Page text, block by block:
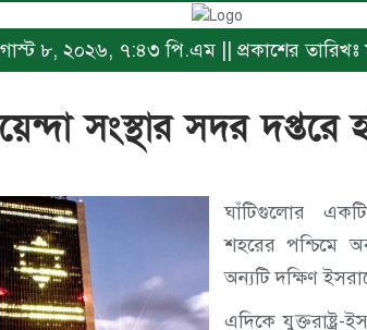
৮, ২০২৬, ৭:৪৩ পি.এম || প্রকাশের
সংস্থার সদর দপ্তরে
ঘাঁটিগুলোর
শহরের পশ্চিমে
অন্যটি দক্ষিণ
এদিকে